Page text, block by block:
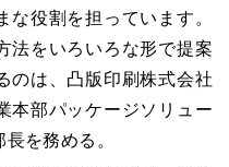
役割を担っています。
法をいろいろな形で提案
のは、凸版印刷株式会社
本部パッケージソリュー
を務める。